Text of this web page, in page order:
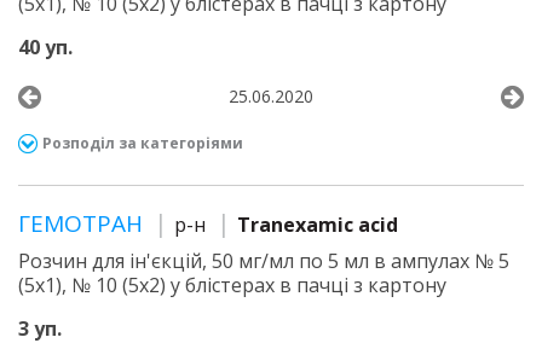
40 уп.
25.06.2020
Розподіл за категоріями
ГЕМОТРАН р-н
Tranexamic acid
Розчин для ін'єкцій, 50 мг/мл по 5 мл в ампулах № 5
(5х1), № 10 (5х2) у блістерах в пачці з картону
3 уп.